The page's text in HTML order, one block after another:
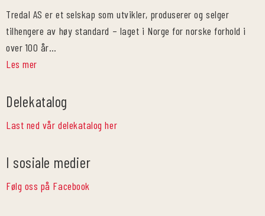
Tredal AS er et selskap som utvikler, produserer og selger
tilhengere av høy standard – laget i Norge for norske forhold i
over 100 år…
Les mer
Delekatalog
Last ned vår delekatalog her
I sosiale medier
Følg oss på Facebook